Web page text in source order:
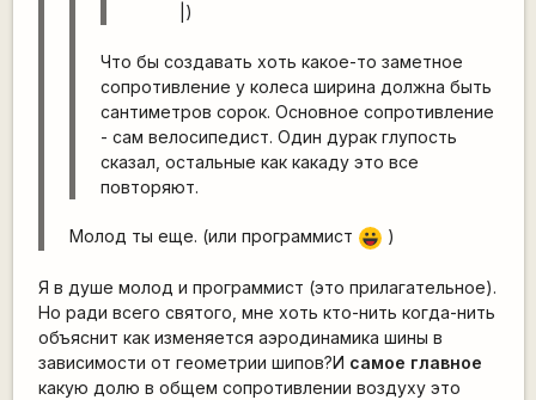
|)
Что бы создавать хоть какое-то заметное
сопротивление у колеса ширина должна быть
сантиметров сорок. Основное сопротивление
- сам велосипедист. Один дурак глупость
сказал, остальные как какаду это все
повторяют.
Молод ты еще. (или программист |-)) )
Я в душе молод и программист (это прилагательное).
Но ради всего святого, мне хоть кто-нить когда-нить
объяснит как изменяется аэродинамика шины в
зависимости от геометрии шипов?И самое главное
какую долю в общем сопротивлении воздуху это